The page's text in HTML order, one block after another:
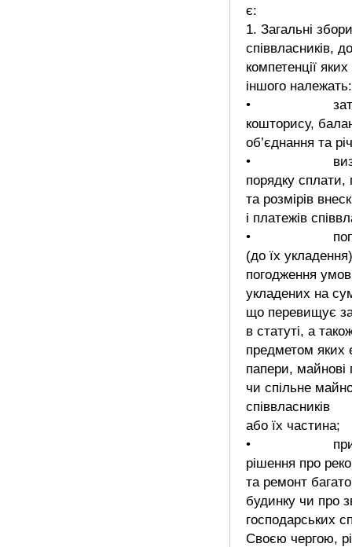
є:
1. Загальні збори
співвласників,
компетенції
іншого належать:
•
кошторису,
об’єднання та
•
порядку сплати,
та розмірів
і платежів
•
(до їх укладення)
погодження умов
укладених на
що перевищує
в статуті, а
предметом яких
папери, майнові
чи спільне
співвласників
або їх частина;
•
рішення про
та ремонт
будинку чи про
господарських
Своєю чергою,